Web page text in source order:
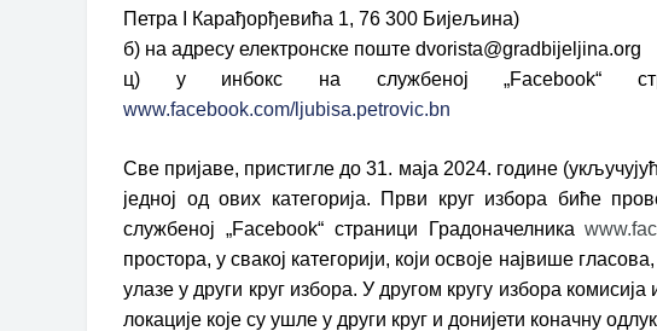
Петра I Карађорђевића 1, 76 300 Бијељина)
б) на адресу електронске поште dvorista@gradbijeljina.org
ц) у инбокс на службеној „Facebook“
www.facebook.com/ljubisa.petrovic.bn
Све пријаве, пристигле до 31. маја 2024. године
једној од ових категорија. Први круг избора биће
службеној „Facebook“ страници Градоначелника
простора, у свакој категорији, који освоје највише
улазе у други круг избора. У другом кругу избора
локације које су ушле у други круг и донијети коначну